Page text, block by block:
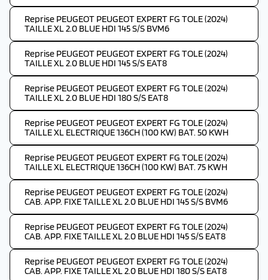
Reprise PEUGEOT PEUGEOT EXPERT FG TOLE (2024)
TAILLE XL 2.0 BLUE HDI 145 S/S BVM6
Reprise PEUGEOT PEUGEOT EXPERT FG TOLE (2024)
TAILLE XL 2.0 BLUE HDI 145 S/S EAT8
Reprise PEUGEOT PEUGEOT EXPERT FG TOLE (2024)
TAILLE XL 2.0 BLUE HDI 180 S/S EAT8
Reprise PEUGEOT PEUGEOT EXPERT FG TOLE (2024)
TAILLE XL ELECTRIQUE 136CH (100 KW) BAT. 50 KWH
Reprise PEUGEOT PEUGEOT EXPERT FG TOLE (2024)
TAILLE XL ELECTRIQUE 136CH (100 KW) BAT. 75 KWH
Reprise PEUGEOT PEUGEOT EXPERT FG TOLE (2024)
CAB. APP. FIXE TAILLE XL 2.0 BLUE HDI 145 S/S BVM6
Reprise PEUGEOT PEUGEOT EXPERT FG TOLE (2024)
CAB. APP. FIXE TAILLE XL 2.0 BLUE HDI 145 S/S EAT8
Reprise PEUGEOT PEUGEOT EXPERT FG TOLE (2024)
CAB. APP. FIXE TAILLE XL 2.0 BLUE HDI 180 S/S EAT8